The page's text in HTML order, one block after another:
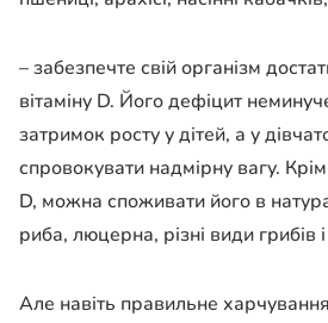
– забезпечте свій організм
вітаміну D. Його дефіцит
затримок росту у дітей, а у
спровокувати надмірну вагу.
D, можна споживати його в
риба, люцерна, різні види грибів
Але навіть правильне